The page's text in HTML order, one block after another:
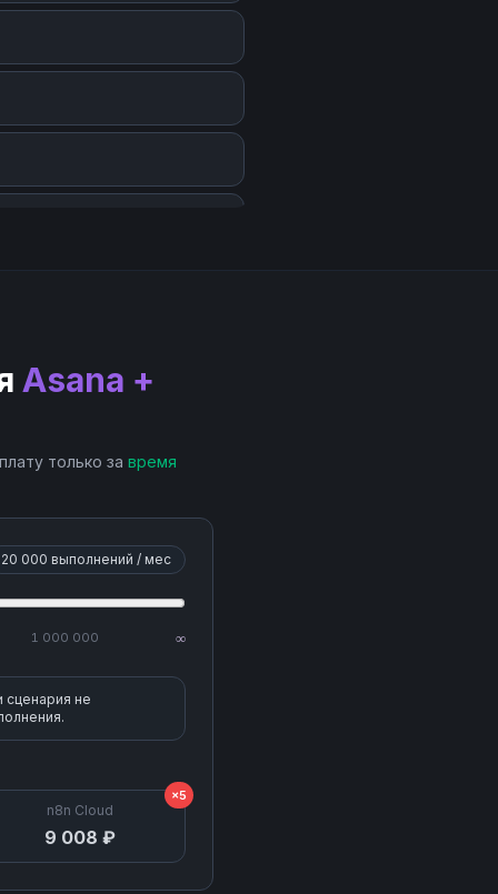
Asana +
только за время
20 000 выполнений / мес
1 000 000 ∞
сценария не
n8n Cloud
9 008 ₽
×5